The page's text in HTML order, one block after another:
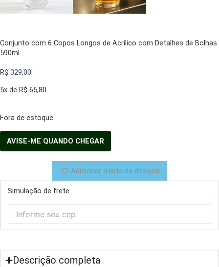
Conjunto com 6 Copos Longos de Acrílico com Detalhes de Bolhas
590ml
R$ 329,00
5x de R$ 65,80
Fora de estoque
Adicionar a lista de desejos
Simulação de frete
Descrição completa